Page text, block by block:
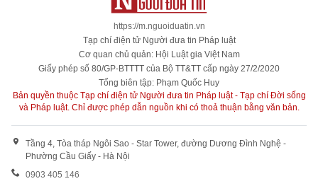
https://m.nguoiduatin.vn
Tạp chí điện tử Người đưa tin Pháp luật
Cơ quan chủ quản: Hội Luật gia Việt Nam
Giấy phép số 80/GP-BTTTT của Bộ TT&TT cấp ngày 27/2/2020
Tổng biên tập: Phạm Quốc Huy
Bản quyền thuộc Tạp chí điện tử Người đưa tin Pháp luật - Tạp chí Đời sống
và Pháp luật. Chỉ được phép dẫn nguồn khi có thoả thuận bằng văn bản.
Tầng 4, Tòa tháp Ngôi Sao - Star Tower, đường Dương Đình Nghệ -
Phường Cầu Giấy - Hà Nội
0903 405 146